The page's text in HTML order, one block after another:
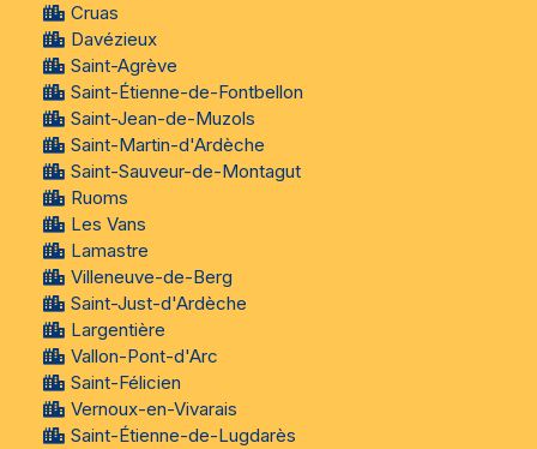
Cruas
Davézieux
Saint-Agrève
Saint-Étienne-de-Fontbellon
Saint-Jean-de-Muzols
Saint-Martin-d'Ardèche
Saint-Sauveur-de-Montagut
Ruoms
Les Vans
Lamastre
Villeneuve-de-Berg
Saint-Just-d'Ardèche
Largentière
Vallon-Pont-d'Arc
Saint-Félicien
Vernoux-en-Vivarais
Saint-Étienne-de-Lugdarès